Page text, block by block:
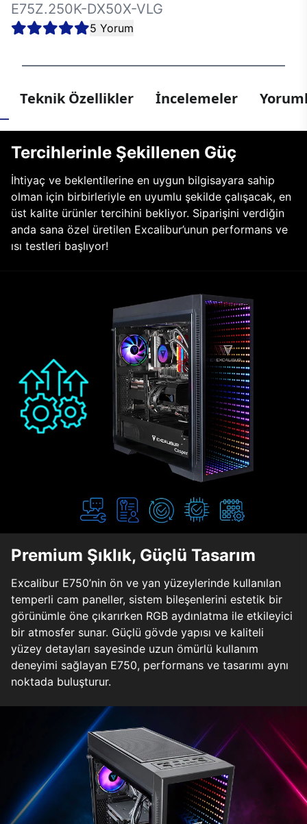
E75Z.250K-DX50X-VLG
5 Yorum
Teknik Özellikler İncelemeler
Tercihlerinle Şekillenen Güç
İhtiyaç ve beklentilerine en uygun bilgisayara sahip
olman için birbirleriyle en uyumlu şekilde çalışacak, en
üst kalite ürünler tercihini bekliyor. Siparişini verdiğin
anda sana özel üretilen Excalibur’unun performans ve
ısı testleri başlıyor!
Premium Şıklık, Güçlü Tasarım
Excalibur E750’nin ön ve yan yüzeylerinde kullanılan
temperli cam paneller, sistem bileşenlerini estetik bir
görünümle öne çıkarırken RGB aydınlatma ile etkileyici
bir atmosfer sunar. Güçlü gövde yapısı ve kaliteli
yüzey detayları sayesinde uzun ömürlü kullanım
deneyimi sağlayan E750, performans ve tasarımı aynı
noktada buluşturur.